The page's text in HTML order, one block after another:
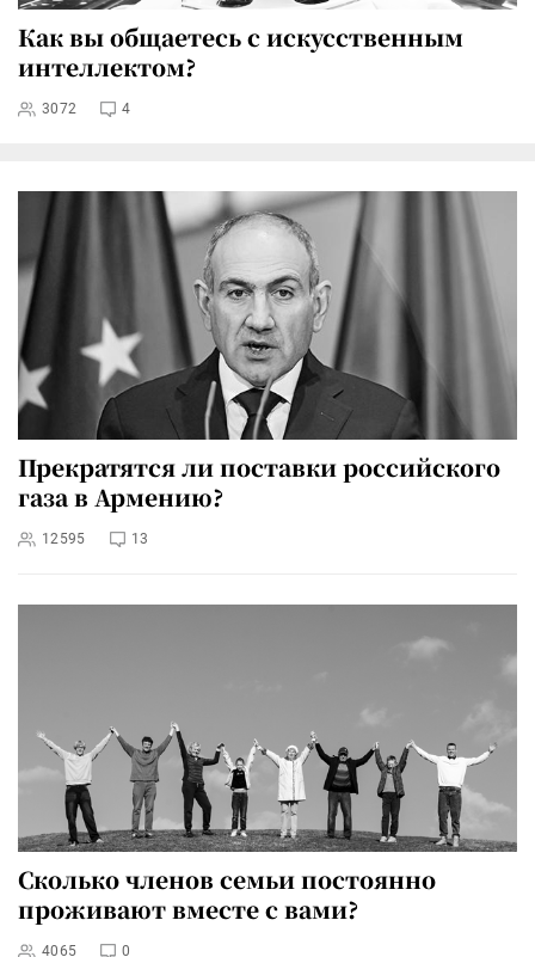
Как вы общаетесь с искусственным
интеллектом?
3072 4
Прекратятся ли поставки российского
газа в Армению?
12595 13
Сколько членов семьи постоянно
проживают вместе с вами?
4065 0